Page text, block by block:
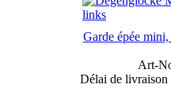
Garde épée
Art-
Délai de livraison